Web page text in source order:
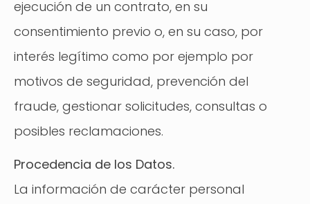
ejecución de un contrato, en su
consentimiento previo o, en su caso, por
interés legítimo como por ejemplo por
motivos de seguridad, prevención del
fraude, gestionar solicitudes, consultas o
posibles reclamaciones.
Procedencia de los Datos.
La información de carácter personal